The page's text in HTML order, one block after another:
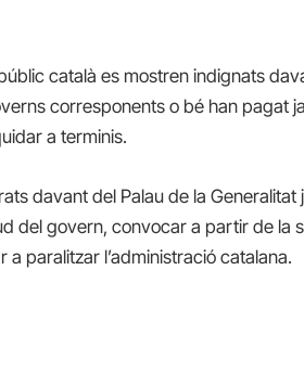
català es mostren indignats
corresponents o bé han pagat
a terminis.
davant del Palau de la
del govern, convocar a partir de la
paralitzar l’administració catalana.